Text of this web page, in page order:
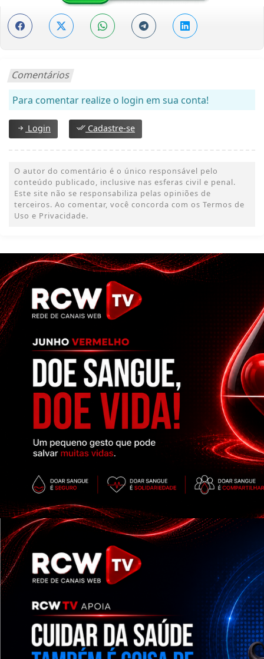
Comentários
Para comentar realize o login em sua conta!
Login Cadastre-se
O autor do comentário é o único responsável pelo
conteúdo publicado, inclusive nas esferas civil e penal.
Este site não se responsabiliza pelas opiniões de
terceiros. Ao comentar, você concorda com os Termos de
Uso e Privacidade.